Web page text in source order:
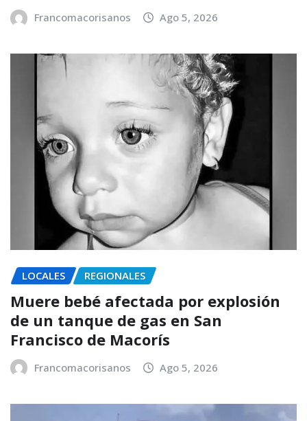
Francomacorisanos Ago 5, 2026
LOCALES REGIONALES
Muere bebé afectada por explosión
de un tanque de gas en San
Francisco de Macorís
Francomacorisanos Ago 5, 2026